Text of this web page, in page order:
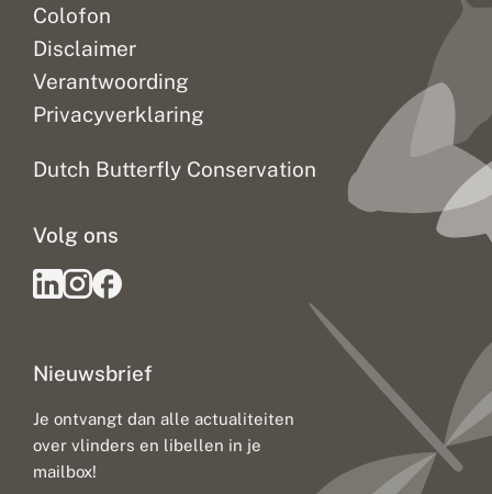
Colofon
Disclaimer
Verantwoording
Privacyverklaring
Dutch Butterfly Conservation
Nieuwsbrief
Je ontvangt dan alle actualiteiten
over vlinders en libellen in je
mailbox!
Volg ons